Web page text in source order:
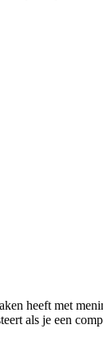
heeft met
als je een